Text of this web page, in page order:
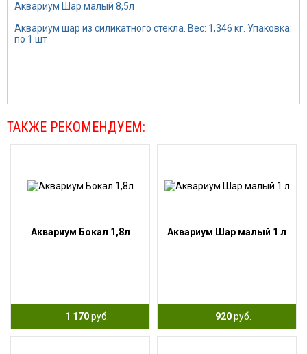
Аквариум Шар малый 8,5л
Аквариум шар из силикатного стекла. Вес: 1,346 кг. Упаковка:
по 1 шт
ТАКЖЕ РЕКОМЕНДУЕМ:
Аквариум Бокал 1,8л
1 170руб.
Аквариум Шар малый 1 л
920руб.